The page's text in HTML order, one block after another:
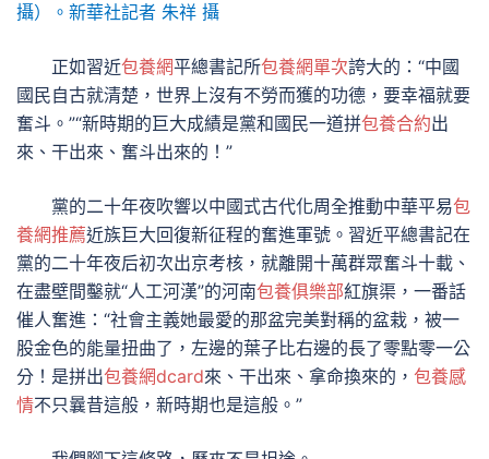
攝）。新華社記者 朱祥 攝
正如習近包養網平總書記所包養網單次誇大的：“中國
國民自古就清楚，世界上沒有不勞而獲的功德，要幸福就要
奮斗。”“新時期的巨大成績是黨和國民一道拼包養合約出
來、干出來、奮斗出來的！”
黨的二十年夜吹響以中國式古代化周全推動中華平易包
養網推薦近族巨大回復新征程的奮進軍號。習近平總書記在
黨的二十年夜后初次出京考核，就離開十萬群眾奮斗十載、
在盡壁間鑿就“人工河漢”的河南包養俱樂部紅旗渠，一番話
催人奮進：“社會主義她最愛的那盆完美對稱的盆栽，被一
股金色的能量扭曲了，左邊的葉子比右邊的長了零點零一公
分！是拼出包養網dcard來、干出來、拿命換來的， 包養感
情不只曩昔這般，新時期也是這般。”